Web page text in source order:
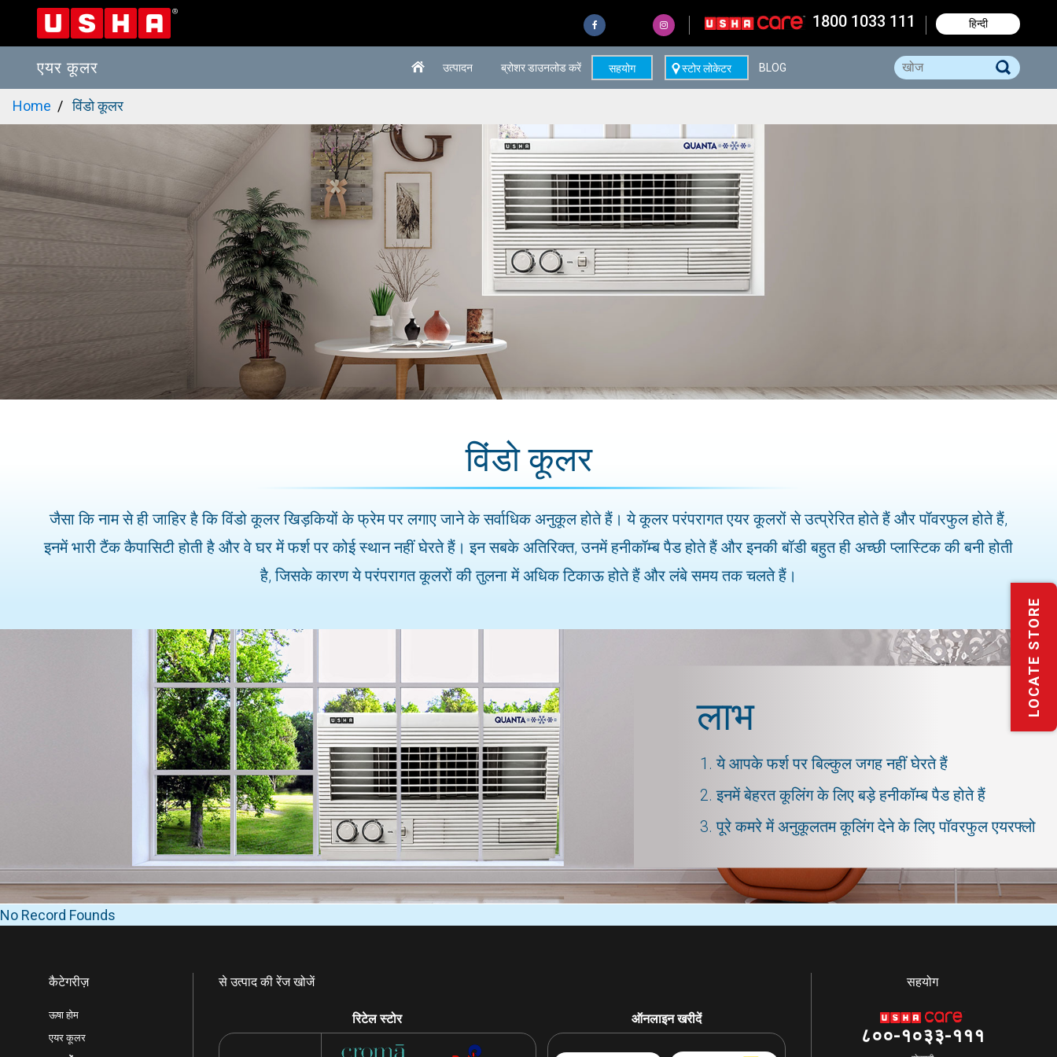
Skip
1800 1033 111 हिन्दी
एयर कूलर उत्पादन ब्रोशर डाउनलोड करें सहयोग स्टोर लोकेटर BLOG
Home विंडो कूलर
विंडो कूलर
जैसा कि नाम से ही जाहिर है कि विंडो कूलर खिड़कियों के फ्रेम पर लगाए जाने के सर्वाधिक अनुकूल होते हैं। ये कूलर परंपरागत एयर कूलरों से उत्प्रेरित होते हैं और पॉवरफुल होते हैं,
इनमें भारी टैंक कैपासिटी होती है और वे घर में फर्श पर कोई स्थान नहीं घेरते हैं। इन सबके अतिरिक्त, उनमें हनीकॉम्ब पैड होते हैं और इनकी बॉडी बहुत ही अच्छी प्लास्टिक की बनी होती
है, जिसके कारण ये परंपरागत कूलरों की तुलना में अधिक टिकाऊ होते हैं और लंबे समय तक चलते हैं।
लाभ
ये आपके फर्श पर बिल्कुल जगह नहीं घेरते हैं
इनमें बेहरत कूलिंग के लिए बड़े हनीकॉम्ब पैड होते हैं
पूरे कमरे में अनुकूलतम कूलिंग देने के लिए पॉवरफुल एयरफ्लो
No Record Founds
कैटेगरीज़
ऊषा होम
एयर कूलर
से उत्पाद की रेंज खोजें
रिटेल स्टोर ऑनलाइन खरीदें
सहयोग
८००-१०३३-१११
LOCATE STORE